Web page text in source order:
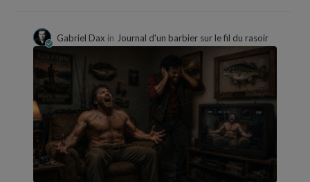
Gabriel Dax in Journal d'un barbier sur le fil du rasoir